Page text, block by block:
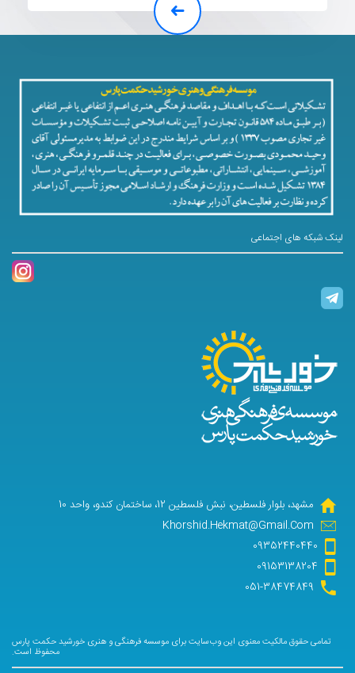
لینک شبکه های اجتماعی
مشهد، بلوار فلسطین، نبش فلسطین 12، ساختمان کندو، واحد 10
Khorshid.Hekmat@Gmail.Com
09352440440
09153138204
051-38474849
تمامی حقوق مالکیت معنوی این وب‌سایت برای موسسه فرهنگی و هنری خورشید حکمت پارس
محفوظ است.